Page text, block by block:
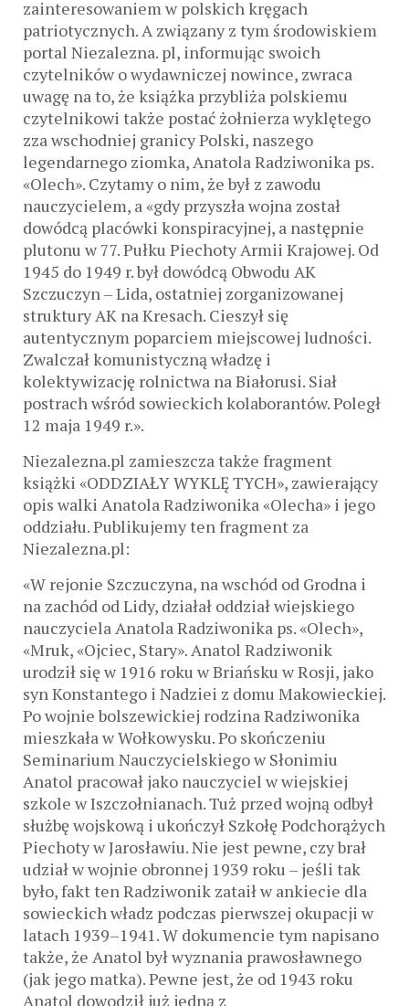
zainteresowaniem w polskich kręgach
patriotycznych. A związany z tym środowiskiem
portal Niezalezna. pl, informując swoich
czytelników o wydawniczej nowince, zwraca
uwagę na to, że książka przybliża polskiemu
czytelnikowi także postać żołnierza wyklętego
zza wschodniej granicy Polski, naszego
legendarnego ziomka, Anatola Radziwonika ps.
«Olech». Czytamy o nim, że był z zawodu
nauczycielem, a «gdy przyszła wojna został
dowódcą placówki konspiracyjnej, a następnie
plutonu w 77. Pułku Piechoty Armii Krajowej. Od
1945 do 1949 r. był dowódcą Obwodu AK
Szczuczyn – Lida, ostatniej zorganizowanej
struktury AK na Kresach. Cieszył się
autentycznym poparciem miejscowej ludności.
Zwalczał komunistyczną władzę i
kolektywizację rolnictwa na Białorusi. Siał
postrach wśród sowieckich kolaborantów. Poległ
12 maja 1949 r.».
Niezalezna.pl zamieszcza także fragment
książki «ODDZIAŁY WYKLĘ TYCH», zawierający
opis walki Anatola Radziwonika «Olecha» i jego
oddziału. Publikujemy ten fragment za
Niezalezna.pl:
«W rejonie Szczuczyna, na wschód od Grodna i
na zachód od Lidy, działał oddział wiejskiego
nauczyciela Anatola Radziwonika ps. «Olech»,
«Mruk, «Ojciec, Stary». Anatol Radziwonik
urodził się w 1916 roku w Briańsku w Rosji, jako
syn Konstantego i Nadziei z domu Makowieckiej.
Po wojnie bolszewickiej rodzina Radziwonika
mieszkała w Wołkowysku. Po skończeniu
Seminarium Nauczycielskiego w Słonimiu
Anatol pracował jako nauczyciel w wiejskiej
szkole w Iszczołnianach. Tuż przed wojną odbył
służbę wojskową i ukończył Szkołę Podchorążych
Piechoty w Jarosławiu. Nie jest pewne, czy brał
udział w wojnie obronnej 1939 roku – jeśli tak
było, fakt ten Radziwonik zataił w ankiecie dla
sowieckich władz podczas pierwszej okupacji w
latach 1939–1941. W dokumencie tym napisano
także, że Anatol był wyznania prawosławnego
(jak jego matka). Pewne jest, że od 1943 roku
Anatol dowodził już jedną z